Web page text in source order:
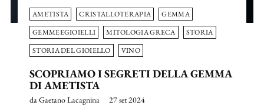
AMETISTA CRISTALLOTERAPIA
GEMMA
GEMMEEGIOIELLI
MITOLOGIA GRECA
STORIA
STORIA DEL GIOIELLO
VINO
SCOPRIAMO I SEGRETI DELLA GEMMA
DI AMETISTA
da Gaetano Lacagnina 27 set 2024